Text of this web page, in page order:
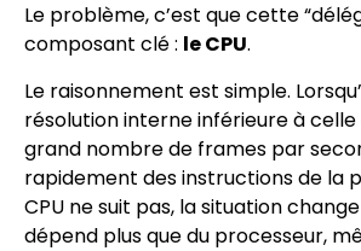
Le problème, c’est que cette
composant clé : le CPU.
Le raisonnement est simple.
résolution interne inférieure à
grand nombre de frames par
rapidement des instructions de la
CPU ne suit pas, la situation
dépend plus que du processeur,